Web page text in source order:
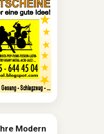
Modern